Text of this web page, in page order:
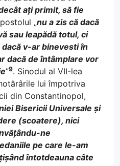
ați primit, să fie
„nu a zis că dacă
sau leapădă totul, ci
v-ar binevesti în
dacă de întâmplare vor
”9. Sinodul al VII-lea
lui împotriva
din Constantinopol,
Bisericii Universale și
(scoatere), nici
ne
pe care le-am
întotdeauna câte